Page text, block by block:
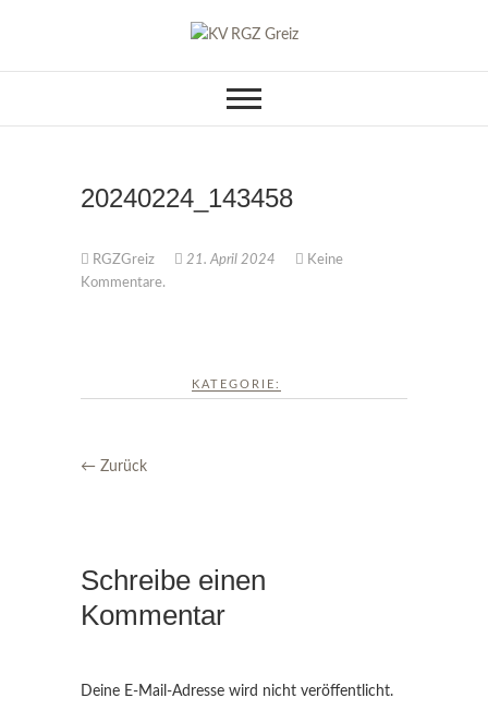
KV RGZ Greiz
20240224_143458
RGZGreiz 21. April 2024
Keine
Kommentare.
KATEGORIE:
← Zurück
Schreibe einen
Kommentar
Deine E-Mail-Adresse wird nicht veröffentlicht.